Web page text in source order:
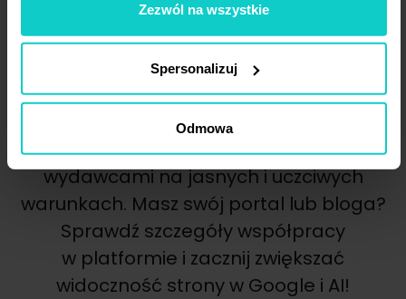
Zezwól na wszystkie
Spersonalizuj
Odmowa
Najlepsze polskie
i zagraniczne portale
Współpracujemy z czołowymi
wydawcami na jasnych i uczciwych
warunkach. Masz swój portal lub bloga?
Sprawdź szczegóły współpracy
w platformie i zacznij zwiększać
widoczność strony w Google i AI!